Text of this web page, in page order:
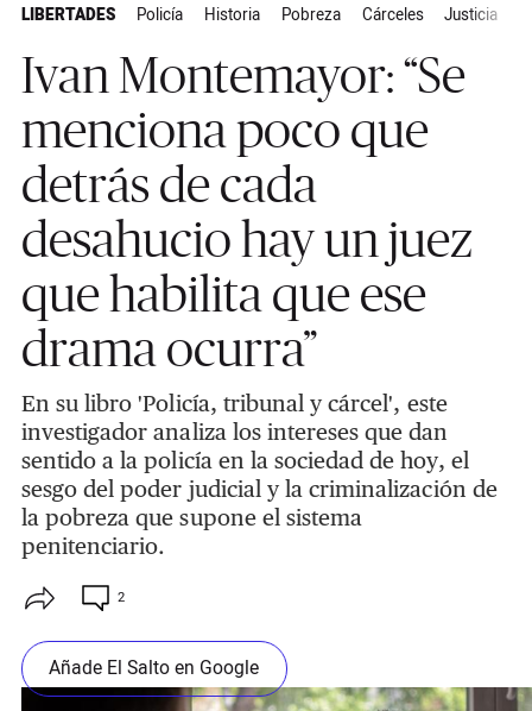
LIBERTADES Policía Historia Pobreza Cárceles Justicia
Ivan Montemayor: “Se
menciona poco que
detrás de cada
desahucio hay un juez
que habilita que ese
drama ocurra”
En su libro 'Policía, tribunal y cárcel', este
investigador analiza los intereses que dan
sentido a la policía en la sociedad de hoy, el
sesgo del poder judicial y la criminalización de
la pobreza que supone el sistema
penitenciario.
2
Añade El Salto en Google